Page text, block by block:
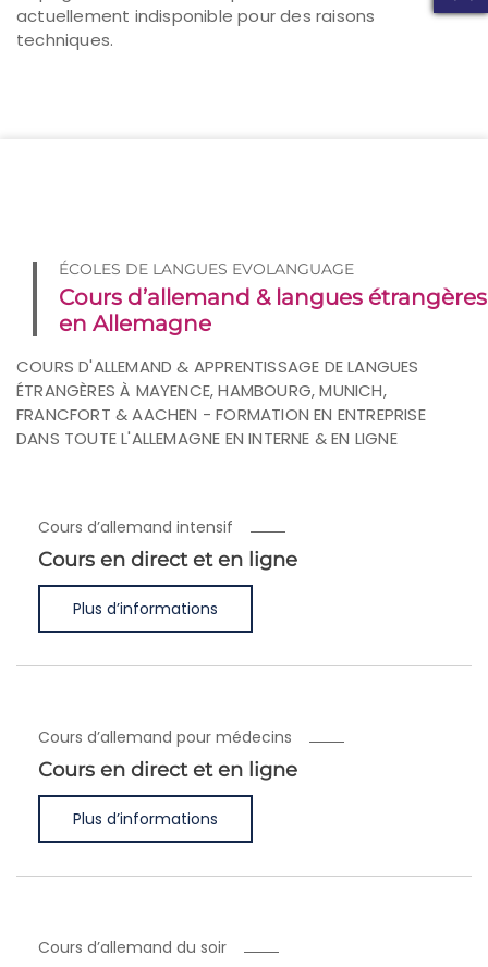
actuellement indisponible pour des raisons
techniques.
ÉCOLES DE LANGUES EVOLANGUAGE
Cours d’allemand & langues étrangères
en Allemagne
COURS D'ALLEMAND & APPRENTISSAGE DE LANGUES
ÉTRANGÈRES À MAYENCE, HAMBOURG, MUNICH,
FRANCFORT & AACHEN - FORMATION EN ENTREPRISE
DANS TOUTE L'ALLEMAGNE EN INTERNE & EN LIGNE
Cours d’allemand intensif
Cours en direct et en ligne
Plus d’informations
Cours d’allemand pour médecins
Cours en direct et en ligne
Plus d’informations
Cours d’allemand du soir